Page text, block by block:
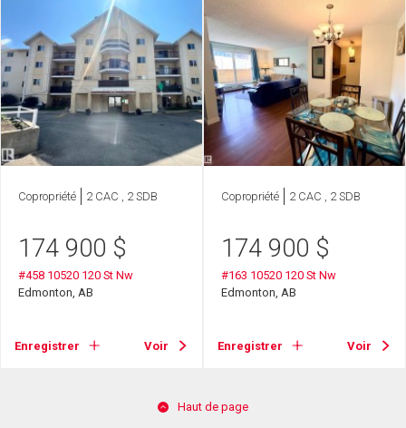
Copropriété 2 CAC , 2 SDB
174 900 $
#458 10520 120 St Nw
Edmonton, AB
Enregistrer Voir
Copropriété 2 CAC , 2 SDB
174 900 $
#163 10520 120 St Nw
Edmonton, AB
Enregistrer Voir
Haut de page